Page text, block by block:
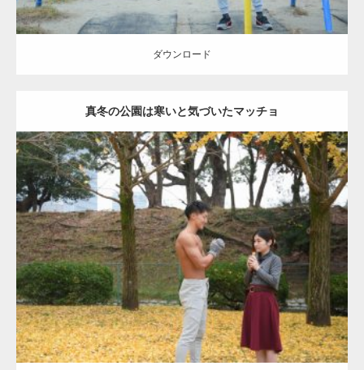
ダウンロード
真冬の公園は寒いと気づいたマッチョ
Update: 2021.07.8
Category:公園のマッチョ その他 AKIHITO(細マッチョ) 上腕三頭筋
肩
ダウンロード